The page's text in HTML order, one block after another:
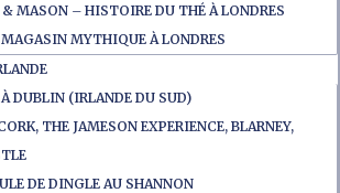
MASON – HISTOIRE DU THÉ À LONDRES
MYTHIQUE À LONDRES
À DUBLIN (IRLANDE DU SUD)
THE JAMESON EXPERIENCE, BLARNEY,
DE DINGLE AU SHANNON